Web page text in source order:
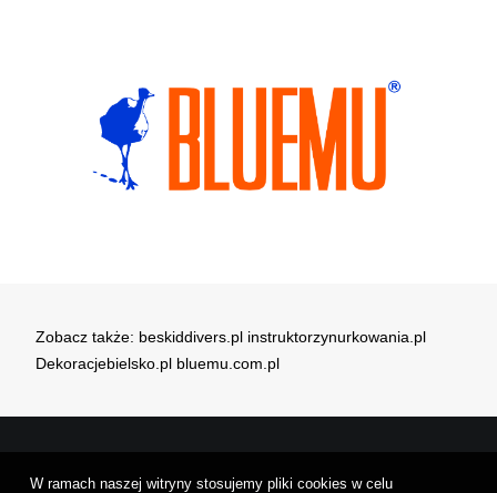
Zobacz także: beskiddivers.pl instruktorzynurkowania.pl
Dekoracjebielsko.pl bluemu.com.pl
W ramach naszej witryny stosujemy pliki cookies w celu